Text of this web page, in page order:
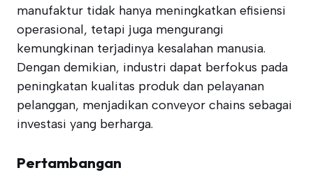
manufaktur tidak hanya meningkatkan efisiensi
operasional, tetapi juga mengurangi
kemungkinan terjadinya kesalahan manusia.
Dengan demikian, industri dapat berfokus pada
peningkatan kualitas produk dan pelayanan
pelanggan, menjadikan conveyor chains sebagai
investasi yang berharga.
Pertambangan